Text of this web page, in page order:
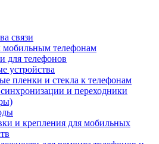
связи
мобильным телефонам
для телефонов
устройства
пленки и стекла к телефонам
и переходники
и крепления для мобильных